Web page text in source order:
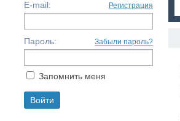
E-mail: Регистрация
Пароль: Забыли пароль?
Запомнить меня